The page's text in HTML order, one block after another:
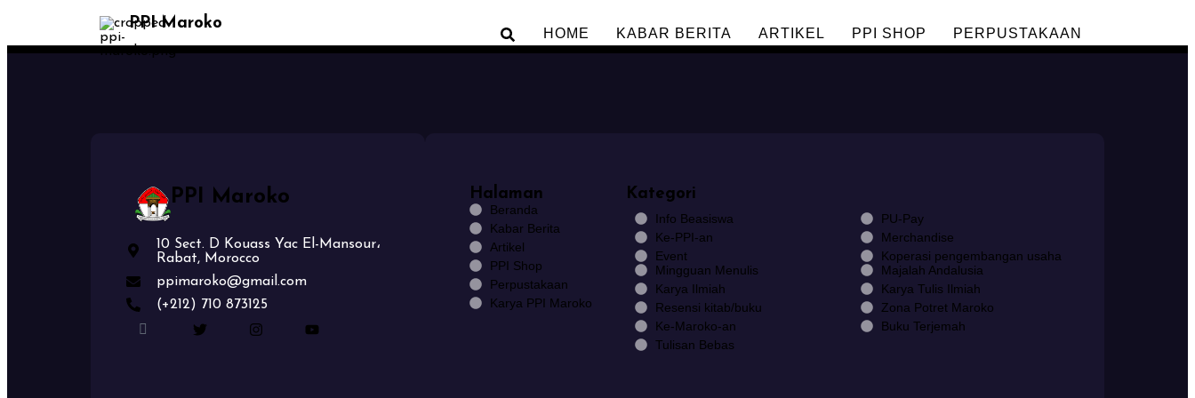
PPI Maroko
HOME KABAR BERITA ARTIKEL PPI SHOP PERPUSTAKAAN
PPI Maroko
10 Sect. D Kouass Yac El-Mansour،
Rabat, Morocco
ppimaroko@gmail.com
(+212) 710 873125
Halaman
Beranda
Kabar Berita
Artikel
PPI Shop
Perpustakaan
Karya PPI Maroko
Kategori
Info Beasiswa
Ke-PPI-an
Event
Mingguan Menulis
Karya Ilmiah
Resensi kitab/buku
Ke-Maroko-an
Tulisan Bebas
PU-Pay
Merchandise
Koperasi pengembangan usaha
Majalah Andalusia
Karya Tulis Ilmiah
Zona Potret Maroko
Buku Terjemah